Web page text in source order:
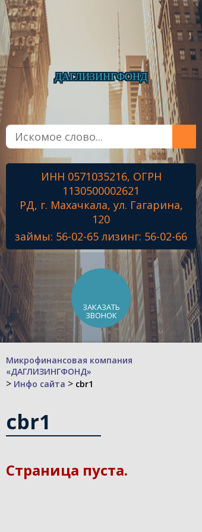
ДАГЛИЗИНГФОНД
Главная
О фонде
Микрозаймы
Лизинг
Наши проекты
Знамя Победы
Наши ветераны
ИНН 0571035216, ОГРН
1130500002621
РД, г. Махачкала, ул. Гагарина,
120
займы: 56-02-65 лизинг: 56-02-66
ЗАКАЗАТЬ
ЗВОНОК
Микрофинансовая компания
«ДАГЛИЗИНГФОНД»
> Инфо сайта > cbr1
cbr1
Страница пуста.